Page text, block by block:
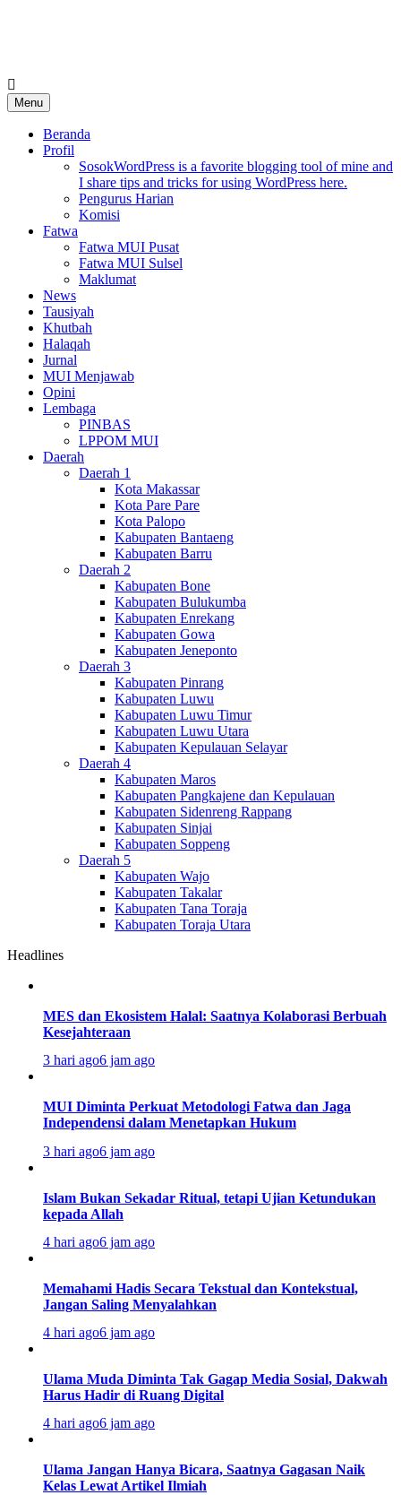
MUI Sulawesi Selatan
Menu
Beranda
Profil
SosokWordPress is a favorite blogging tool of mine and
I share tips and tricks for using WordPress here.
Pengurus Harian
Komisi
Fatwa
Fatwa MUI Pusat
Fatwa MUI Sulsel
Maklumat
News
Tausiyah
Khutbah
Halaqah
Jurnal
MUI Menjawab
Opini
Lembaga
PINBAS
LPPOM MUI
Daerah
Daerah 1
Kota Makassar
Kota Pare Pare
Kota Palopo
Kabupaten Bantaeng
Kabupaten Barru
Daerah 2
Kabupaten Bone
Kabupaten Bulukumba
Kabupaten Enrekang
Kabupaten Gowa
Kabupaten Jeneponto
Daerah 3
Kabupaten Pinrang
Kabupaten Luwu
Kabupaten Luwu Timur
Kabupaten Luwu Utara
Kabupaten Kepulauan Selayar
Daerah 4
Kabupaten Maros
Kabupaten Pangkajene dan Kepulauan
Kabupaten Sidenreng Rappang
Kabupaten Sinjai
Kabupaten Soppeng
Daerah 5
Kabupaten Wajo
Kabupaten Takalar
Kabupaten Tana Toraja
Kabupaten Toraja Utara
Headlines
MES dan Ekosistem Halal: Saatnya Kolaborasi Berbuah
Kesejahteraan
3 hari ago6 jam ago
MUI Diminta Perkuat Metodologi Fatwa dan Jaga
Independensi dalam Menetapkan Hukum
3 hari ago6 jam ago
Islam Bukan Sekadar Ritual, tetapi Ujian Ketundukan
kepada Allah
4 hari ago6 jam ago
Memahami Hadis Secara Tekstual dan Kontekstual,
Jangan Saling Menyalahkan
4 hari ago6 jam ago
Ulama Muda Diminta Tak Gagap Media Sosial, Dakwah
Harus Hadir di Ruang Digital
4 hari ago6 jam ago
Ulama Jangan Hanya Bicara, Saatnya Gagasan Naik
Kelas Lewat Artikel Ilmiah